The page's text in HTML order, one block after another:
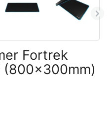
Fortrek
(800x300mm)